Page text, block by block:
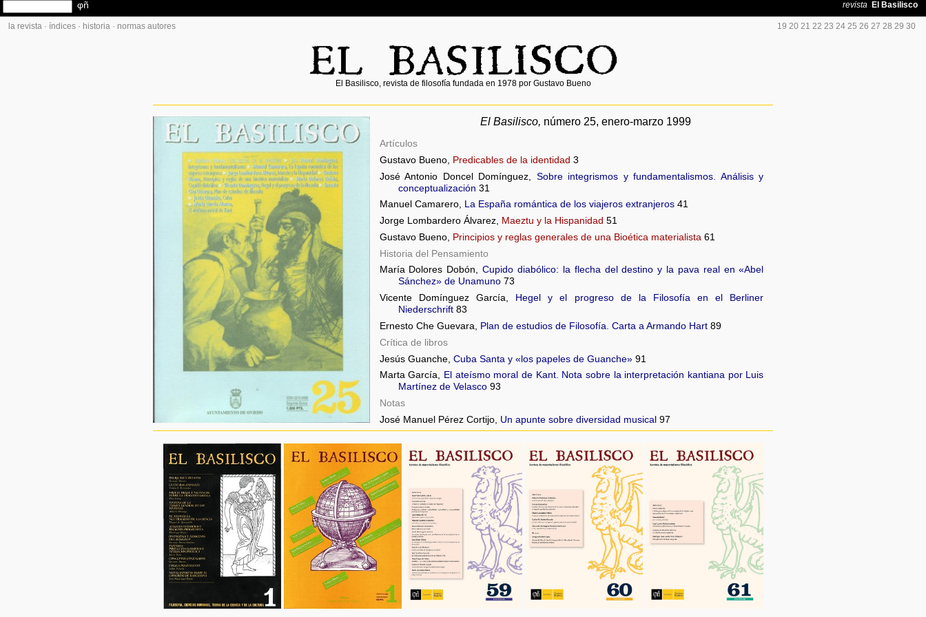
la revista · índices · historia · normas autores 19 20 21 22 23 24 25 26 27 28 29 30
El Basilisco, revista de filosofía fundada en 1978 por Gustavo Bueno
El Basilisco, número 25, enero-marzo 1999
Artículos
Gustavo Bueno, Predicables de la identidad 3
José Antonio Doncel Domínguez, Sobre integrismos y fundamentalismos. Análisis y
conceptualización 31
Manuel Camarero, La España romántica de los viajeros extranjeros41
Jorge Lombardero Álvarez, Maeztu y la Hispanidad 51
Gustavo Bueno,
Principios y reglas generales de una Bioética materialista 61
Historia del Pensamiento
María Dolores Dobón,Cupido diabólico: la flecha del destino y la pava real en «Abel
Sánchez» de Unamuno73
Vicente Domínguez García,
Hegel y el progreso de la Filosofía en el Berliner
Niederschrift83
Ernesto Che Guevara, Plan de estudios de Filosofía. Carta a Armando Hart89
Crítica de libros
Jesús Guanche, Cuba Santa y «los papeles de Guanche»91
Marta García, El ateísmo moral de Kant. Nota sobre la interpretación kantiana por Luis
Martínez de Velasco93
Notas
José Manuel Pérez Cortijo, Un apunte sobre diversidad musical 97